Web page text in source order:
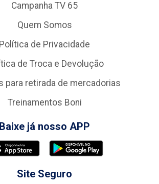
Campanha TV 65
Quem Somos
Política de Privacidade
de Troca e Devolução
para retirada de mercadorias
Treinamentos Boni
Baixe já nosso APP
Site Seguro